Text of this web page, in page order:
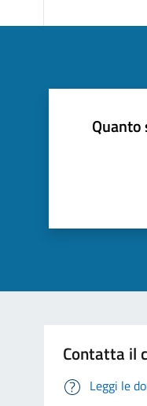
Quanto
Contatta il
Leggi le